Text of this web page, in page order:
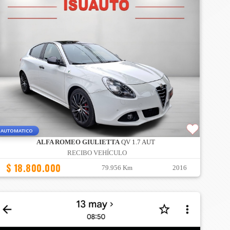
AUTOMATICO
ALFA ROMEO GIULIETTAQV 1.7 AUT
RECIBO VEHÍCULO
$ 18.800.000 79.956 Km 2016